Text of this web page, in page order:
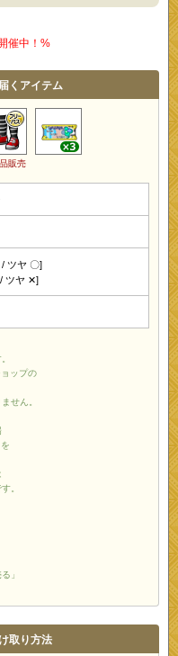
催中！%
くアイテム
販売
ツヤ 〇]
ツヤ ✕]
ップの
せん。
。
」
取り方法